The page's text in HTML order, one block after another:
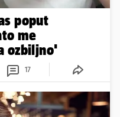
poput
me
ozbiljno'
17